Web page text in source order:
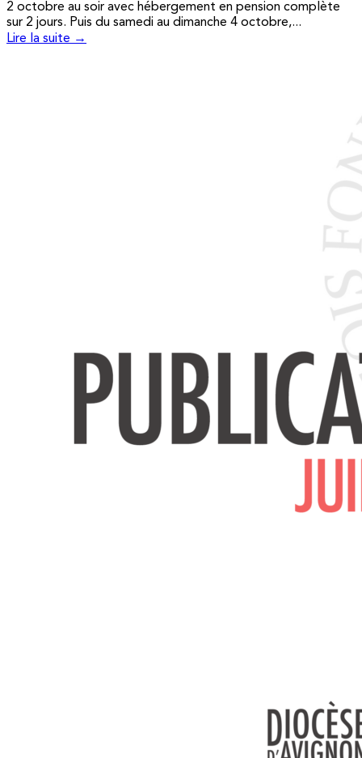
2 octobre au soir avec hébergement en pension complète
sur 2 jours. Puis du samedi au dimanche 4 octobre,...
Lire la suite →